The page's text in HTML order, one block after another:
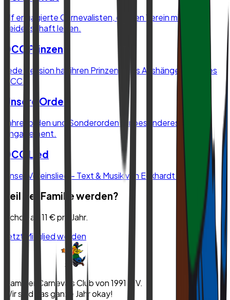
Elf engagierte Carnevalisten, die den Verein mit
Leidenschaft leiten.
DCC Prinzen
Jede Session hat ihren Prinzen – das Aushängeschild des
DCC.
Unsere Orden
Jahresorden und Sonderorden für besonderes
Engagement.
DCC Lied
Unser Vereinslied – Text & Musik von Eckhardt Raska.
Teil der Familie werden?
Schon ab 11 € pro Jahr.
Jetzt Mitglied werden
Dammer Carnevals Club von 1991 e.V.
Wir sind das ganze Jahr okay!